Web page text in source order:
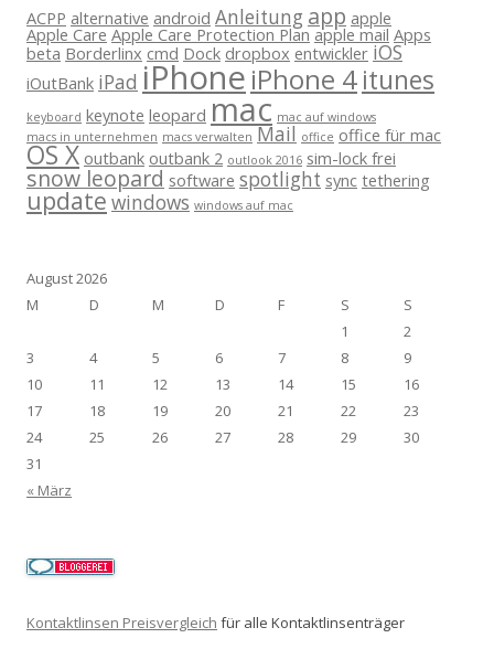
ACPP alternative android Anleitung app apple
Apple Care Apple Care Protection Plan apple mail Apps
beta Borderlinx cmd Dock dropbox entwickler iOS
iOutBank iPad iPhone iPhone 4itunes
keyboard keynote leopard mac mac auf windows
macs in unternehmen macs verwalten Mail office office für mac
OS X outbank outbank 2 outlook 2016 sim-lock frei
snow leopard software spotlight sync tethering
update windows windows auf mac
August 2026
M
D M D F S
S
1
2
3
4 5 6 7 8
9
10
11 12 13 14 15
16
17
18 19 20 21 22
23
24
25 26 27 28 29
30
31
« März
Kontaktlinsen Preisvergleich für alle Kontaktlinsenträger